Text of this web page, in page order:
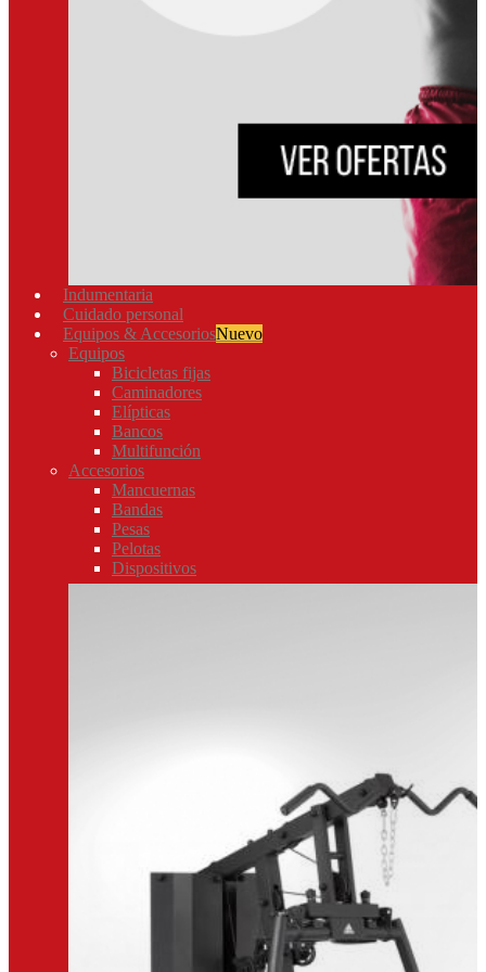
Indumentaria
Cuidado personal
Equipos & AccesoriosNuevo
Equipos
Bicicletas fijas
Caminadores
Elípticas
Bancos
Multifunción
Accesorios
Mancuernas
Bandas
Pesas
Pelotas
Dispositivos